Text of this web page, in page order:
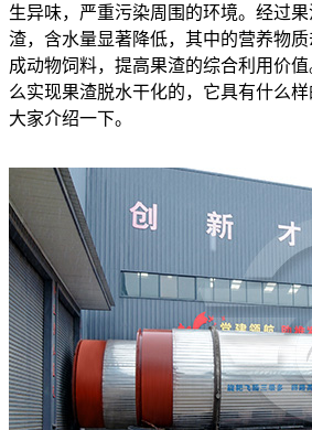
生异味，严重污染周围的环境。经过
渣，含水量显著降低，其中的营养物
成动物饲料，提高果渣的综合利用价
么实现果渣脱水干化的，它具有什么
大家介绍一下。